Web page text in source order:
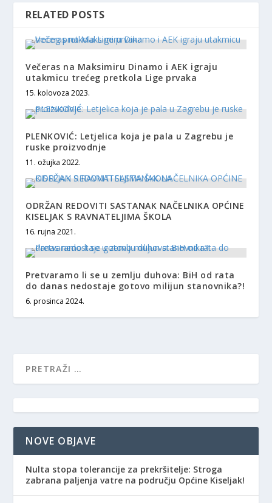
RELATED POSTS
Večeras na Maksimiru Dinamo i AEK igraju
utakmicu trećeg pretkola Lige prvaka
15. kolovoza 2023.
PLENKOVIĆ: Letjelica koja je pala u Zagrebu je
ruske proizvodnje
11. ožujka 2022.
ODRŽAN REDOVITI SASTANAK NAČELNIKA OPĆINE
KISELJAK S RAVNATELJIMA ŠKOLA
16. rujna 2021.
Pretvaramo li se u zemlju duhova: BiH od rata
do danas nedostaje gotovo milijun stanovnika?!
6. prosinca 2024.
NOVE OBJAVE
Nulta stopa tolerancije za prekršitelje: Stroga
zabrana paljenja vatre na području Općine Kiseljak!